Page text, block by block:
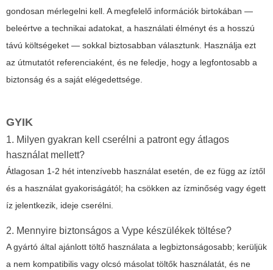
gondosan mérlegelni kell. A megfelelő információk birtokában —
beleértve a technikai adatokat, a használati élményt és a hosszú
távú költségeket — sokkal biztosabban választunk. Használja ezt
az útmutatót referenciaként, és ne feledje, hogy a legfontosabb a
biztonság és a saját elégedettsége.
GYIK
1. Milyen gyakran kell cserélni a patront egy átlagos
használat mellett?
Átlagosan 1-2 hét intenzívebb használat esetén, de ez függ az íztől
és a használat gyakoriságától; ha csökken az ízminőség vagy égett
íz jelentkezik, ideje cserélni.
2. Mennyire biztonságos a Vype készülékek töltése?
A gyártó által ajánlott töltő használata a legbiztonságosabb; kerüljük
a nem kompatibilis vagy olcsó másolat töltők használatát, és ne